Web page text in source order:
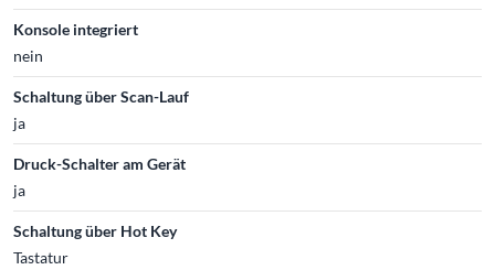
Konsole integriert
nein
Schaltung über Scan-Lauf
ja
Druck-Schalter am Gerät
ja
Schaltung über Hot Key
Tastatur